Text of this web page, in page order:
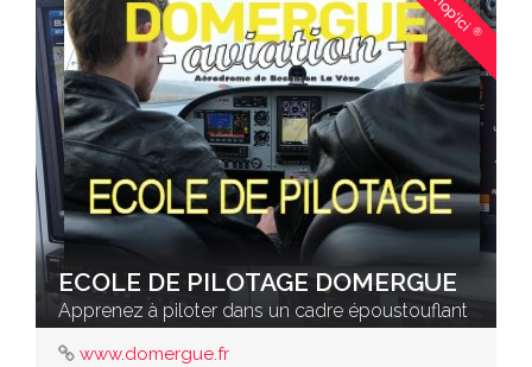
Shop'ici®
ECOLE DE PILOTAGE DOMERGUE
Apprenez à piloter dans un cadre époustouflant
www.domergue.fr